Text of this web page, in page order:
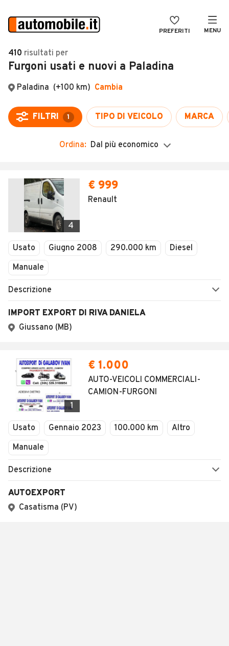
PREFERITI MENU
Auto
Auto usate
Auto Km 0
Auto Nuove
Noleggio a lungo termine
Camper
Veicoli Commerciali
Concessionari
VENDI
MAGAZINE
ACCEDI
410 risultati per
Furgoni usati e nuovi a Paladina
Ordina: Dal più economico
4
€ 999
Renault
Usato Giugno 2008 290.000 km
Diesel
Manuale
Descrizione
IMPORT EXPORT DI RIVA DANIELA
Giussano (MB)
1
€ 1.000
AUTO-VEICOLI COMMERCIALI-
CAMION-FURGONI
Usato Gennaio 2023 100.000 km
Altro
Manuale
Descrizione
AUTOEXPORT
Casatisma (PV)